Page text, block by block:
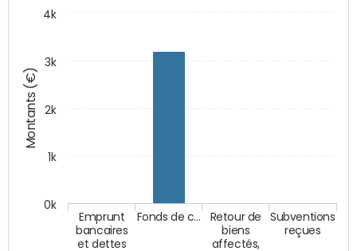
Montants (€)
Emprunt
bancaires
et dettes
Fonds de c…
Retour de
biens
affectés,
Subventions
reçues
0k
1k
2k
3k
4k